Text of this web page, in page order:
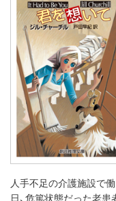
人手不足の介護施設で
日、危篤状態だった老